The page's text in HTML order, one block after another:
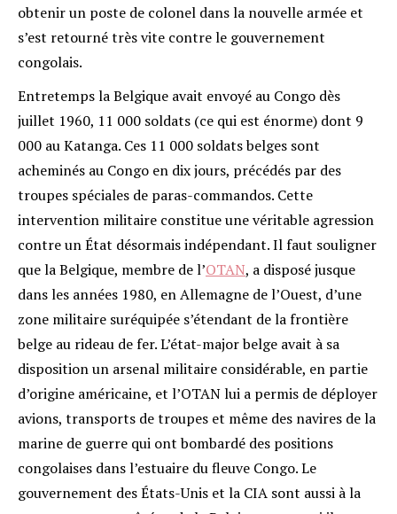
obtenir un poste de colonel dans la nouvelle armée et
s’est retourné très vite contre le gouvernement
congolais.
Entretemps la Belgique avait envoyé au Congo dès
juillet 1960, 11 000 soldats (ce qui est énorme) dont 9
000 au Katanga. Ces 11 000 soldats belges sont
acheminés au Congo en dix jours, précédés par des
troupes spéciales de paras-commandos. Cette
intervention militaire constitue une véritable agression
contre un État désormais indépendant. Il faut souligner
que la Belgique, membre de l’OTAN, a disposé jusque
dans les années 1980, en Allemagne de l’Ouest, d’une
zone militaire suréquipée s’étendant de la frontière
belge au rideau de fer. L’état-major belge avait à sa
disposition un arsenal militaire considérable, en partie
d’origine américaine, et l’OTAN lui a permis de déployer
avions, transports de troupes et même des navires de la
marine de guerre qui ont bombardé des positions
congolaises dans l’estuaire du fleuve Congo. Le
gouvernement des États-Unis et la CIA sont aussi à la